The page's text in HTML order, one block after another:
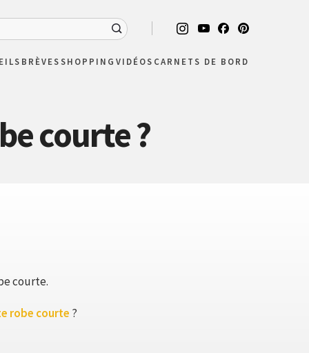
BRÈVESSHOPPING VIDÉOS CARNETS DE BORD
courte ?
courte.
robe courte ?